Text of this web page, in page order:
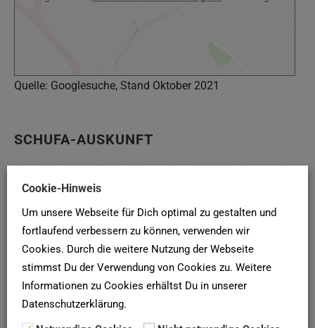
Quelle: Googlesuche, Stand Oktober 2021
SCHUFA-AUSKUNFT
Hier deineSCHUFA-Bonitätsauskunftfür Vermieter online
bei derSCHUFAanfordern!
Mehr als 5.000 Menschen haben unseren Newsletter für
die Wohnungssuche abonniert. Warum du nicht?
abonnieren!
Cookie-Hinweis
Um unsere Webseite für Dich optimal zu gestalten und
fortlaufend verbessern zu können, verwenden wir
Cookies. Durch die weitere Nutzung der Webseite
stimmst Du der Verwendung von Cookies zu. Weitere
Informationen zu Cookies erhältst Du in unserer
Datenschutzerklärung.